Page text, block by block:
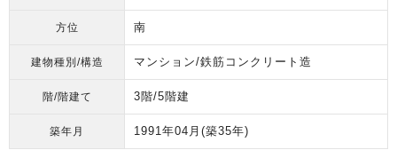
方位 南
建物種別/構造 マンション/鉄筋コンクリート造
階/階建て 3階/5階建
築年月 1991年04月 (築35年)